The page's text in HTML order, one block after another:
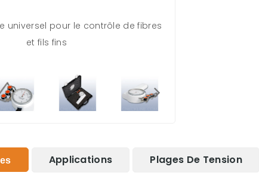
universel pour le contrôle de fibres
et fils fins
Applications Plages De Tension